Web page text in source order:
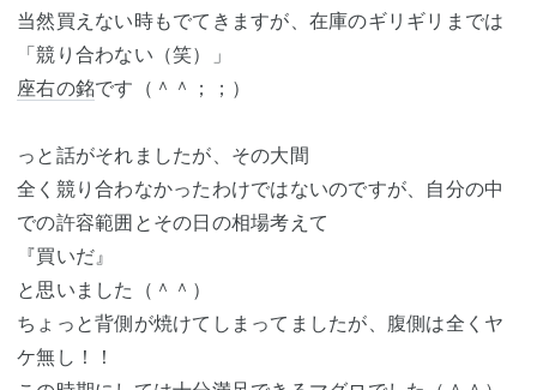
当然買えない時もでてきますが、在庫のギリギリまでは
「競り合わない（笑）」
座右の銘です（＾＾；；）
っと話がそれましたが、その大間
全く競り合わなかったわけではないのですが、自分の中
での許容範囲とその日の相場考えて
『買いだ』
と思いました（＾＾）
ちょっと背側が焼けてしまってましたが、腹側は全くヤ
ケ無し！！